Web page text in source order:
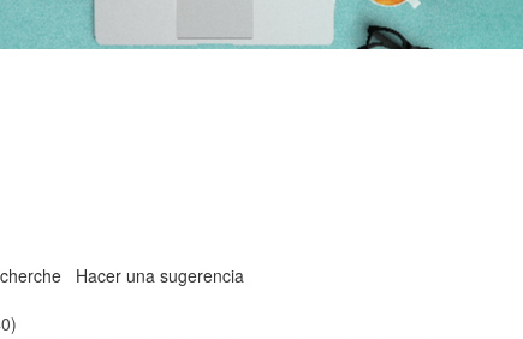
Hacer una sugerencia